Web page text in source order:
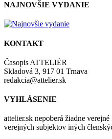
NAJNOVŠIE VYDANIE
KONTAKT
Časopis ATTELIÉR
Skladová 3, 917 01 Trnava
redakcia@attelier.sk
VYHLÁSENIE
attelier.sk nepoberá žiadne
verejných subjektov iných